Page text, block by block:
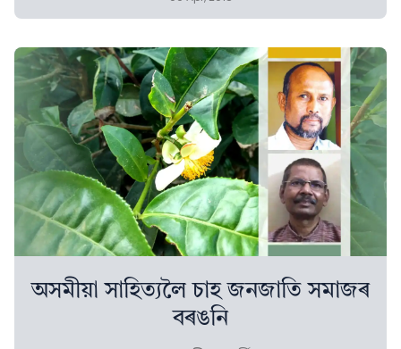
অসমীয়া সাহিত্যলৈ চাহ জনজাতি সমাজৰ
বৰঙনি